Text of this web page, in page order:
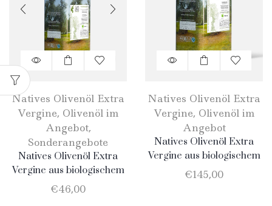
Natives Olivenöl Extra
Vergine, Olivenöl im
Angebot,
Sonderangebote
Natives Olivenöl Extra
Vergine aus biologischem
Anbau – Dose 3 liter
€46,00
Natives Olivenöl Extra
Vergine, Olivenöl im
Angebot
Natives Olivenöl Extra
Vergine aus biologischem
Anbau – Dose 10Lt
€145,00